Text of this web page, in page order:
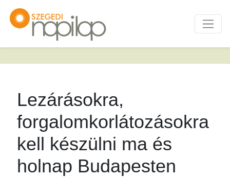
Lezárásokra,
forgalomkorlátozásokra
kell készülni ma és
holnap Budapesten